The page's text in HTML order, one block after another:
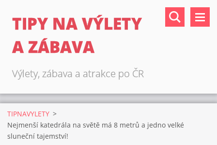
TIPY NA VÝLETY
A ZÁBAVA
Výlety, zábava a atrakce po ČR
TIPNAVYLETY >
Nejmenší katedrála na světě má 8 metrů a jedno velké
sluneční tajemství!